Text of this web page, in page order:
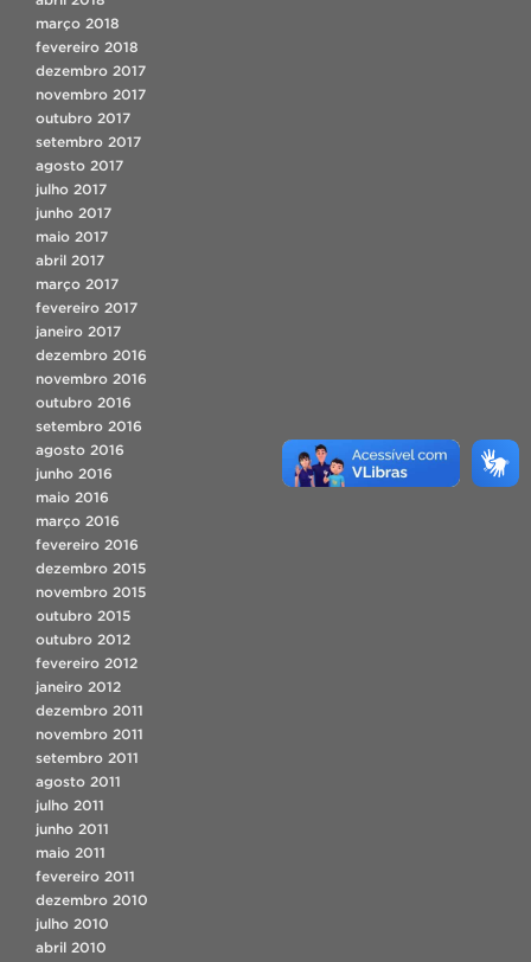
março 2018
fevereiro 2018
dezembro 2017
novembro 2017
outubro 2017
setembro 2017
agosto 2017
julho 2017
junho 2017
maio 2017
abril 2017
março 2017
fevereiro 2017
janeiro 2017
dezembro 2016
novembro 2016
outubro 2016
setembro 2016
agosto 2016
junho 2016
maio 2016
março 2016
fevereiro 2016
dezembro 2015
novembro 2015
outubro 2015
outubro 2012
fevereiro 2012
janeiro 2012
dezembro 2011
novembro 2011
setembro 2011
agosto 2011
julho 2011
junho 2011
maio 2011
fevereiro 2011
dezembro 2010
julho 2010
abril 2010